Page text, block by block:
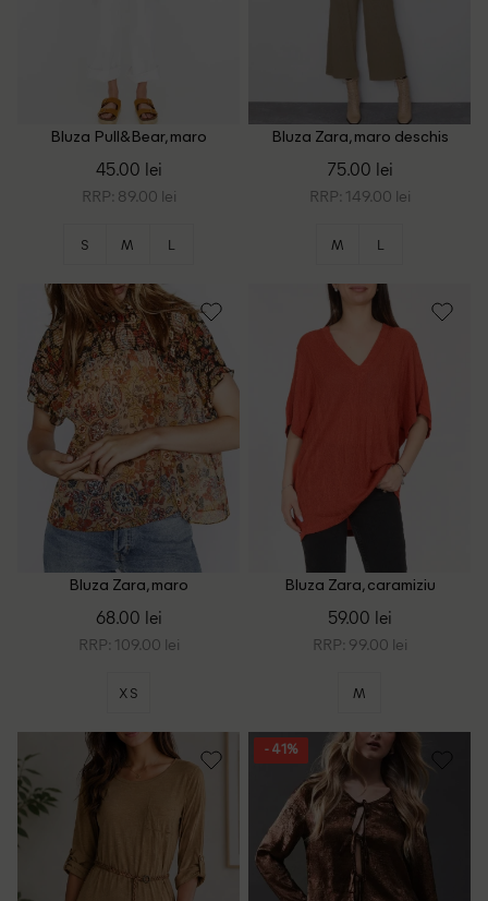
Bluza Pull&Bear, maro
45.00 lei
RRP: 89.00 lei
S M L
Bluza Zara, maro deschis
75.00 lei
RRP: 149.00 lei
M L
Bluza Zara, maro
68.00 lei
RRP: 109.00 lei
XS
Bluza Zara, caramiziu
59.00 lei
RRP: 99.00 lei
M
- 41%